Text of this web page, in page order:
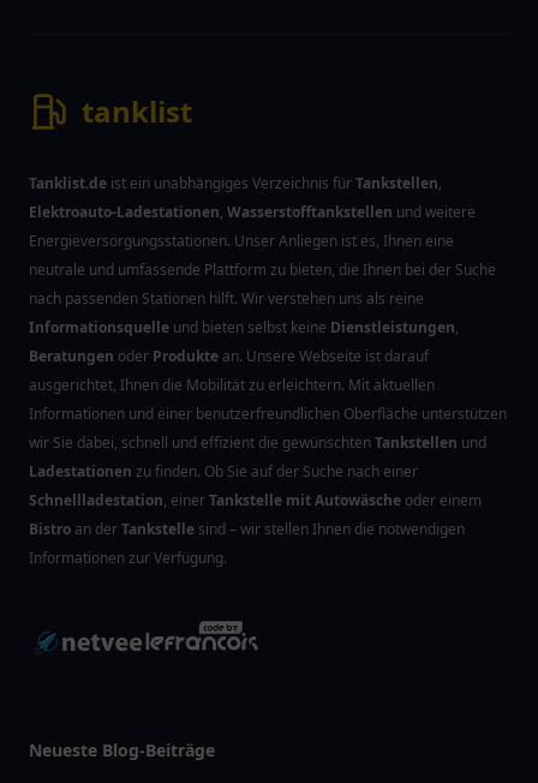
tanklist
Tanklist.de ist ein unabhängiges Verzeichnis fürTankstellen,
Elektroauto-Ladestationen, Wasserstofftankstellen und weitere
Energieversorgungsstationen. Unser Anliegen ist es, Ihnen eine
neutrale und umfassende Plattform zu bieten, die Ihnen bei der Suche
nach passenden Stationen hilft. Wir verstehen uns als reine
Informationsquelle und bieten selbst keine Dienstleistungen,
Beratungen oder Produkte an. Unsere Webseite ist darauf
ausgerichtet, Ihnen die Mobilität zu erleichtern. Mit aktuellen
Informationen und einer benutzerfreundlichen Oberfläche unterstützen
wir Sie dabei, schnell und effizient die gewünschtenTankstellen und
Ladestationen zu finden. Ob Sie auf der Suche nach einer
Schnellladestation, einerTankstelle mit Autowäsche oder einem
Bistro an derTankstelle sind – wir stellen Ihnen die notwendigen
Informationen zur Verfügung.
Neueste Blog-Beiträge